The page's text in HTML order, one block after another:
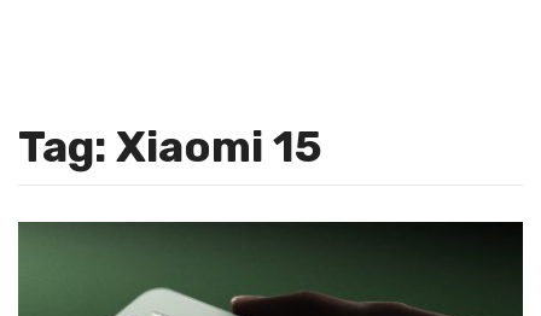
Tag: Xiaomi 15